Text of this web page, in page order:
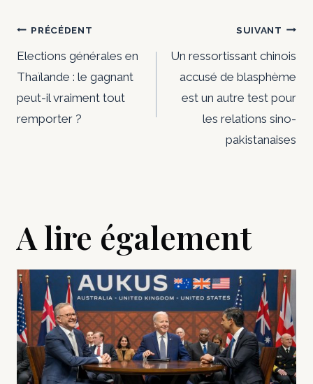
Navigation
de
l’article
PRÉCÉDENT
Elections générales en
Thaïlande : le gagnant
peut-il vraiment tout
remporter ?
SUIVANT
Un ressortissant chinois
accusé de blasphème
est un autre test pour
les relations sino-
pakistanaises
A lire également